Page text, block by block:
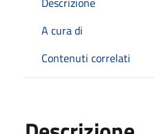
A cura di
Contenuti correlati